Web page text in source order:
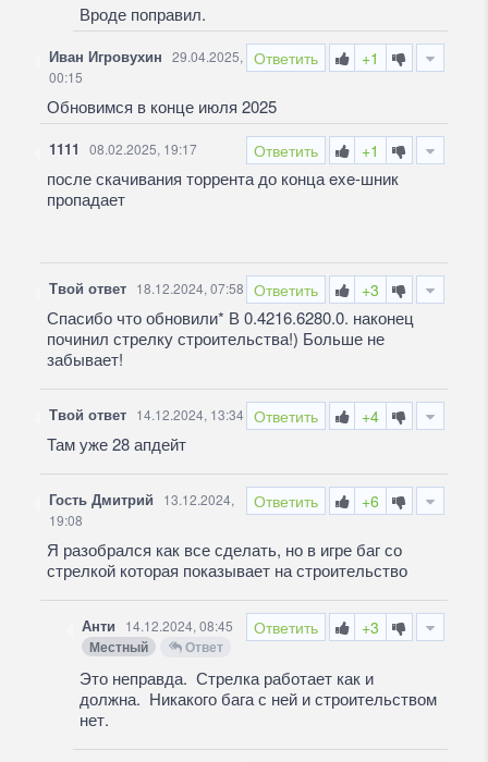
Вроде поправил.
Ответить +1
Иван Игровухин 29.04.2025,
00:15
Обновимся в конце июля 2025
Ответить +1
1111 08.02.2025, 19:17
после скачивания торрента до конца exe-шник
пропадает
Ответить +3
Твой ответ 18.12.2024, 07:58
Спасибо что обновили* В 0.4216.6280.0. наконец
починил стрелку строительства!) Больше не
забывает!
Ответить +4
Твой ответ 14.12.2024, 13:34
Там уже 28 апдейт
Ответить +6
Гость Дмитрий
13.12.2024,
19:08
Я разобрался как все сделать, но в игре баг со
стрелкой которая показывает на строительство
Ответить +3
Анти 14.12.2024, 08:45
Местный Ответ
Это неправда. Стрелка работает как и
должна. Никакого бага с ней и строительством
нет.